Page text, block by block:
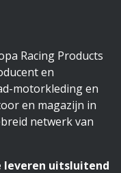
Racing Products
en
motorkleding en
en magazijn in
netwerk van
leveren uitsluitend